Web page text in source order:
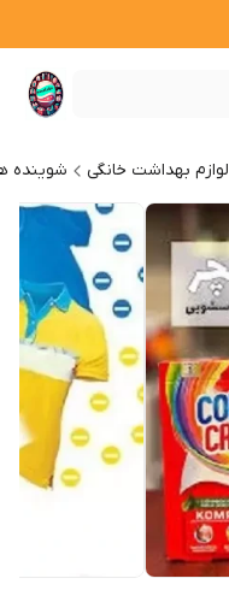
لوازم بهداشت خانگی شوینده